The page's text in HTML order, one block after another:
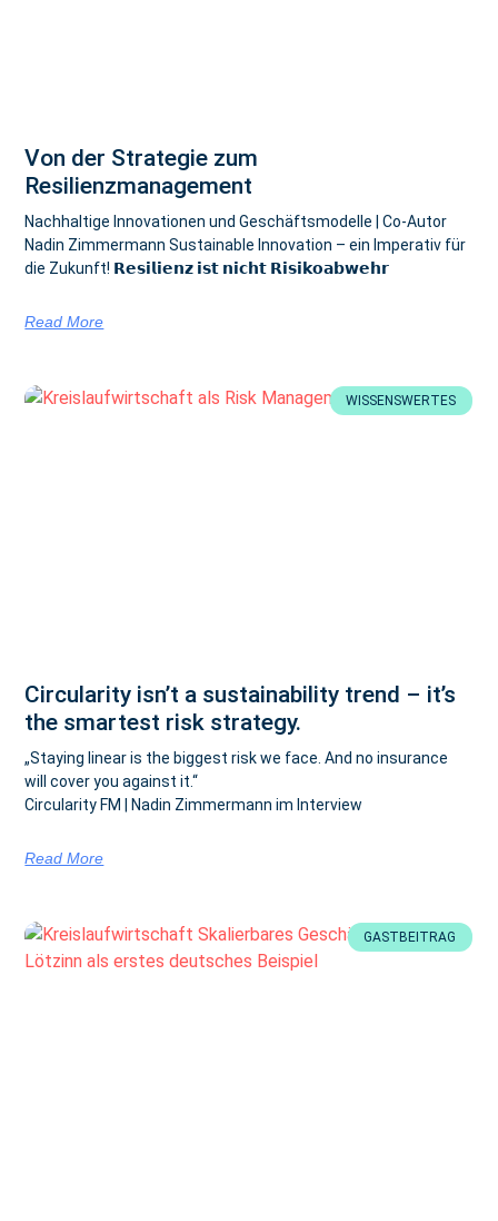
Von der Strategie zum
Resilienzmanagement
Nachhaltige Innovationen und Geschäftsmodelle | Co-Autor
Nadin Zimmermann Sustainable Innovation – ein Imperativ für
die Zukunft! 𝗥𝗲𝘀𝗶𝗹𝗶𝗲𝗻𝘇 𝗶𝘀𝘁 𝗻𝗶𝗰𝗵𝘁 𝗥𝗶𝘀𝗶𝗸𝗼𝗮𝗯𝘄𝗲𝗵𝗿
Read More
WISSENSWERTES
Circularity isn’t a sustainability trend – it’s
the smartest risk strategy.
„Staying linear is the biggest risk we face. And no insurance
will cover you against it.“
Circularity FM | Nadin Zimmermann im Interview
Read More
GASTBEITRAG